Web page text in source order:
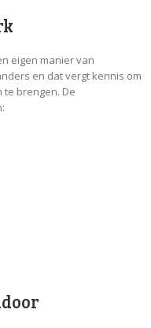
eigen manier van
en dat vergt kennis om
brengen. De